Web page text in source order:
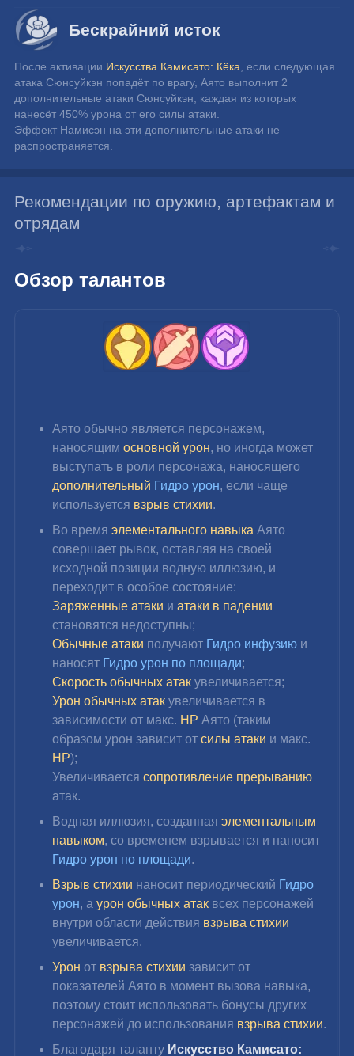
Бескрайний исток
После активации Искусства Камисато: Кёка , если следующая
атака Сюнсуйкэн попадёт по врагу, Аято выполнит 2
дополнительные атаки Сюнсуйкэн, каждая из которых
нанесёт 450% урона от его силы атаки.
Эффект Намисэн на эти дополнительные атаки не
распространяется.
Рекомендации по оружию, артефактам и
отрядам
Обзор талантов
Аято обычно является персонажем,
наносящим основной урон, но иногда может
выступать в роли персонажа, наносящего
дополнительный Гидро урон, если чаще
используется взрыв стихии.
Во время элементального навыка Аято
совершает рывок, оставляя на своей
исходной позиции водную иллюзию, и
переходит в особое состояние:
Заряженные атаки и атаки в падении
становятся недоступны;
Обычные атаки получают Гидро инфузию и
наносят Гидро урон по площади;
Скорость обычных атак увеличивается;
Урон обычных атак увеличивается в
зависимости от макс. HP Аято (таким
образом урон зависит от силы атаки и макс.
HP);
Увеличивается сопротивление прерыванию
атак.
Водная иллюзия, созданная элементальным
навыком, со временем взрывается и наносит
Гидро урон по площади.
Взрыв стихии наносит периодический Гидро
урон, а урон обычных атак всех персонажей
внутри области действия взрыва стихии
увеличивается.
Урон от взрыва стихии зависит от
показателей Аято в момент вызова навыка,
поэтому стоит использовать бонусы других
персонажей до использования взрыва стихии.
Благодаря таланту Искусство Камисато: